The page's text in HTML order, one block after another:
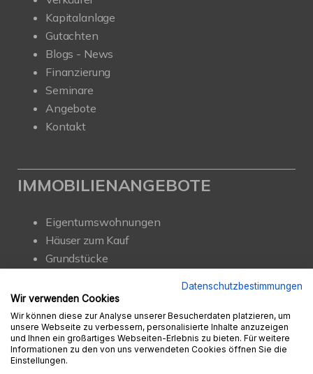
Kapitalanlage
Gutachten
Blogs - News
Finanzierung
Seminare
Angebote
Kontakt
IMMOBILIENANGEBOTE
Eigentumswohnungen
Häuser zum Kauf
Grundstücke
Renditeobjekte
Gewerbeimmobilien
Datenschutzbestimmungen
Wir verwenden Cookies
Wir können diese zur Analyse unserer Besucherdaten platzieren, um
unsere Webseite zu verbessern, personalisierte Inhalte anzuzeigen
und Ihnen ein großartiges Webseiten-Erlebnis zu bieten. Für weitere
Informationen zu den von uns verwendeten Cookies öffnen Sie die
Einstellungen.